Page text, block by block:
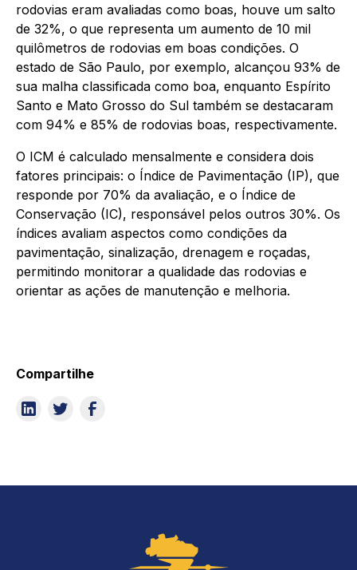
Compartilhe
rodovias eram avaliadas como boas, houve um salto
de 32%, o que representa um aumento de 10 mil
quilômetros de rodovias em boas condições. O
estado de São Paulo, por exemplo, alcançou 93% de
sua malha classificada como boa, enquanto Espírito
Santo e Mato Grosso do Sul também se destacaram
com 94% e 85% de rodovias boas, respectivamente.
O ICM é calculado mensalmente e considera dois
fatores principais: o Índice de Pavimentação (IP), que
responde por 70% da avaliação, e o Índice de
Conservação (IC), responsável pelos outros 30%. Os
índices avaliam aspectos como condições da
pavimentação, sinalização, drenagem e roçadas,
permitindo monitorar a qualidade das rodovias e
orientar as ações de manutenção e melhoria.